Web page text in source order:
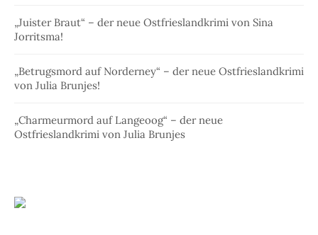
„Juister Braut“ – der neue Ostfrieslandkrimi von Sina
Jorritsma!
„Betrugsmord auf Norderney“ – der neue Ostfrieslandkrimi
von Julia Brunjes!
„Charmeurmord auf Langeoog“ – der neue
Ostfrieslandkrimi von Julia Brunjes